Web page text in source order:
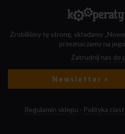
Zrobiliśmy tę stronę, składamy
przeznaczamy na
Zatrudnij nas do
Newsletter »
Regulamin sklepu · Polityka